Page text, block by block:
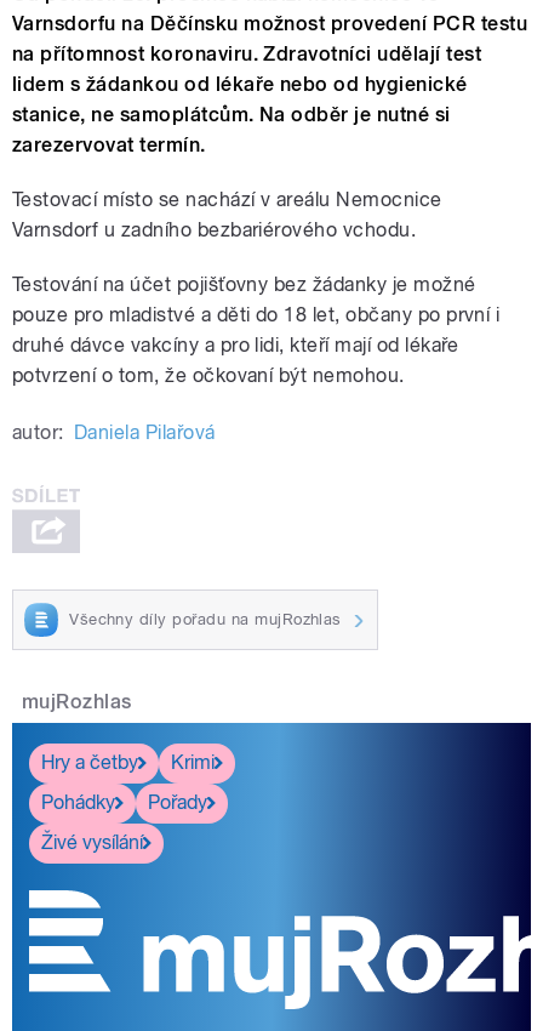
Varnsdorfu na Děčínsku možnost provedení PCR testu
na přítomnost koronaviru. Zdravotníci udělají test
lidem s žádankou od lékaře nebo od hygienické
stanice, ne samoplátcům. Na odběr je nutné si
zarezervovat termín.
Testovací místo se nachází v areálu Nemocnice
Varnsdorf u zadního bezbariérového vchodu.
Testování na účet pojišťovny bez žádanky je možné
pouze pro mladistvé a děti do 18 let, občany po první i
druhé dávce vakcíny a pro lidi, kteří mají od lékaře
potvrzení o tom, že očkovaní být nemohou.
autor: Daniela Pilařová
Všechny díly pořadu na mujRozhlas
mujRozhlas
Hry a četby
Krimi
Pohádky
Pořady
Živé vysílání